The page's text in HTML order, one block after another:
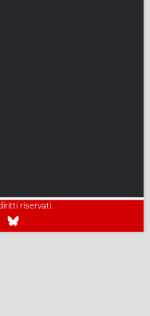
riservati.